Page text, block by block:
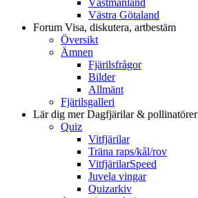
Västra Götaland
Forum Visa, diskutera, artbestäm
Översikt
Ämnen
Fjärilsfrågor
Bilder
Allmänt
Fjärilsgalleri
Lär dig merDagfjärilar & pollinatörer
Quiz
Vitfjärilar
Träna raps/kål/rov
VitfjärilarSpeed
Juvela vingar
Quizarkiv